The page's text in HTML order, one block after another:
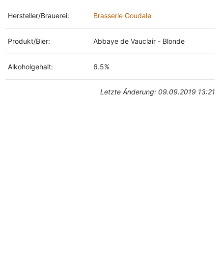
Hersteller/Brauerei: Brasserie Goudale
Produkt/Bier: Abbaye de Vauclair - Blonde
Alkoholgehalt: 6.5%
Letzte Änderung: 09.09.2019 13:21